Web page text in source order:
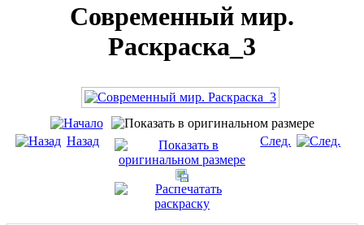
Современный мир.
Раскраска_3
Назад След.